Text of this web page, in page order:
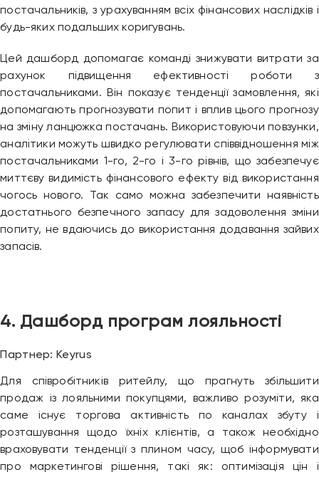
постачальників, з урахуванням всіх фінансових наслідків і
будь-яких подальших коригувань.
Цей дашборд допомагає команді знижувати витрати за
рахунок підвищення ефективності роботи з
постачальниками. Він показує тенденції замовлення, які
допомагають прогнозувати попит і вплив цього прогнозу
на зміну ланцюжка постачань. Використовуючи повзунки,
аналітики можуть швидко регулювати співвідношення між
постачальниками 1-го, 2-го і 3-го рівнів, що забезпечує
миттєву видимість фінансового ефекту від використання
чогось нового. Так само можна забезпечити наявність
достатнього безпечного запасу для задоволення зміни
попиту, не вдаючись до використання додавання зайвих
запасів.
4. Дашборд програм лояльності
Партнер: Keyrus
Для співробітників ритейлу, що прагнуть збільшити
продаж із лояльними покупцями, важливо розуміти, яка
саме існує торгова активність по каналах збуту і
розташування щодо їхніх клієнтів, а також необхідно
враховувати тенденції з плином часу, щоб інформувати
про маркетингові рішення, такі як: оптимізація цін і